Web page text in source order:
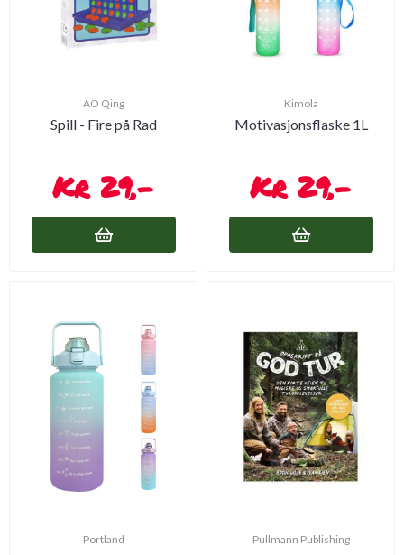
AO Qing
Spill - Fire på Rad
29,-
Kimola
Motivasjonsflaske 1L
29,-
Portland Pullmann Publishing